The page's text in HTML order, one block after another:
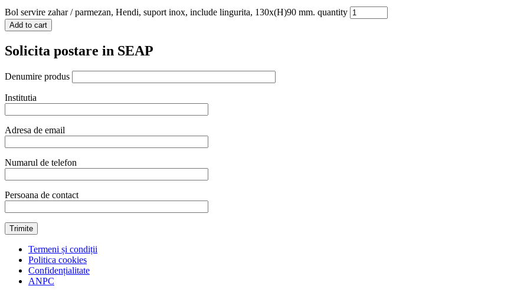
Bol servire zahar / parmezan, Hendi, suport inox, include lingurita, 130x(H)90 mm. quantity
Add to cart
Solicita postare in SEAP
Denumire produs
Institutia
Adresa de email
Numarul de telefon
Persoana de contact
Termeni și condiții
Politica cookies
Confidențialitate
ANPC